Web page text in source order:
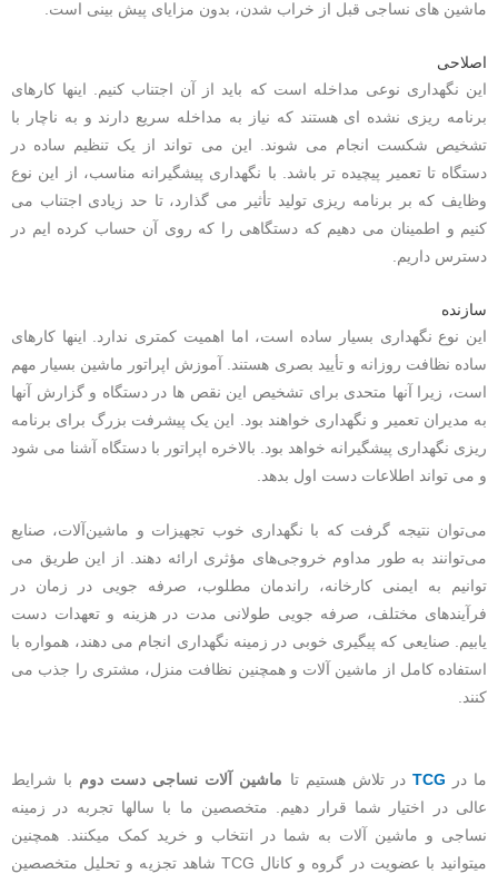
ماشین های نساجی قبل از خراب شدن، بدون مزایای پیش بینی است.
اصلاحی
این نگهداری نوعی مداخله است که باید از آن اجتناب کنیم. اینها کارهای
برنامه ریزی نشده ای هستند که نیاز به مداخله سریع دارند و به ناچار با
تشخیص شکست انجام می شوند.
این می تواند از یک تنظیم ساده در
دستگاه تا تعمیر پیچیده تر باشد. با نگهداری پیشگیرانه مناسب، از این نوع
وظایف که بر برنامه ریزی تولید تأثیر می گذارد، تا حد زیادی اجتناب می
کنیم و اطمینان می دهیم که دستگاهی را که روی آن حساب کرده ایم در
دسترس داریم.
سازنده
این نوع نگهداری بسیار ساده است، اما اهمیت کمتری ندارد. اینها کارهای
ساده نظافت روزانه و تأیید بصری هستند.
آموزش اپراتور ماشین بسیار مهم
است، زیرا آنها متحدی برای تشخیص این نقص ها در دستگاه و گزارش آنها
به مدیران تعمیر و نگهداری خواهند بود.
این یک پیشرفت بزرگ برای برنامه
ریزی نگهداری پیشگیرانه خواهد بود. بالاخره اپراتور با دستگاه آشنا می شود
و می تواند اطلاعات دست اول بدهد.
می‌توان نتیجه گرفت که با نگهداری خوب تجهیزات و ماشین‌آلات، صنایع
می‌توانند به طور مداوم خروجی‌های مؤثری ارائه دهند. از این طریق می
توانیم به ایمنی کارخانه، راندمان مطلوب، صرفه جویی در زمان در
فرآیندهای مختلف، صرفه جویی طولانی مدت در هزینه و تعهدات دست
یابیم. صنایعی که پیگیری خوبی در زمینه نگهداری انجام می دهند، همواره با
استفاده کامل از ماشین آلات و همچنین نظافت منزل، مشتری را جذب می
کنند.
ما در TCG در تلاش هستیم تا ماشین آلات نساجی دست دوم با شرایط
عالی در اختیار شما قرار دهیم. متخصصین ما با سالها تجربه در زمینه
نساجی و ماشین آلات به شما در انتخاب و خرید کمک میکنند. همچنین
میتوانید با عضویت در گروه و کانال TCG شاهد تجزیه و تحلیل متخصصین